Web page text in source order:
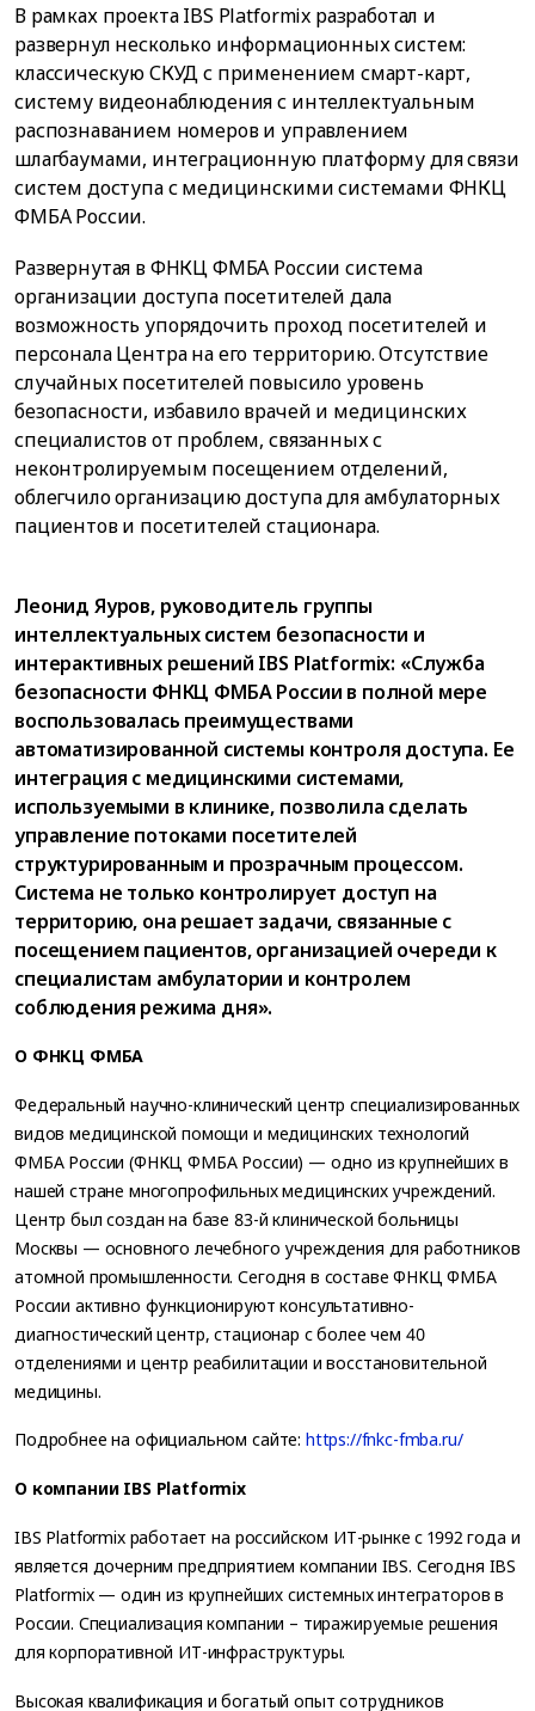
В рамках проекта IBS Platformix разработал и
развернул несколько информационных систем:
классическую СКУД с применением смарт-карт,
систему видеонаблюдения с интеллектуальным
распознаванием номеров и управлением
шлагбаумами, интеграционную платформу для связи
систем доступа с медицинскими системами ФНКЦ
ФМБА России.
Развернутая в ФНКЦ ФМБА России система
организации доступа посетителей дала
возможность упорядочить проход посетителей и
персонала Центра на его территорию. Отсутствие
случайных посетителей повысило уровень
безопасности, избавило врачей и медицинских
специалистов от проблем, связанных с
неконтролируемым посещением отделений,
облегчило организацию доступа для амбулаторных
пациентов и посетителей стационара.
Леонид Яуров, руководитель группы
интеллектуальных систем безопасности и
интерактивных решений IBS Platformix: «Служба
безопасности ФНКЦ ФМБА России в полной мере
воспользовалась преимуществами
автоматизированной системы контроля доступа. Ее
интеграция с медицинскими системами,
используемыми в клинике, позволила сделать
управление потоками посетителей
структурированным и прозрачным процессом.
Система не только контролирует доступ на
территорию, она решает задачи, связанные с
посещением пациентов, организацией очереди к
специалистам амбулатории и контролем
соблюдения режима дня».
О ФНКЦ ФМБА
Федеральный научно-клинический центр специализированных
видов медицинской помощи и медицинских технологий
ФМБА России (ФНКЦ ФМБА России) — одно из крупнейших в
нашей стране многопрофильных медицинских учреждений.
Центр был создан на базе 83-й клинической больницы
Москвы — основного лечебного учреждения для работников
атомной промышленности. Сегодня в составе ФНКЦ ФМБА
России активно функционируют консультативно-
диагностический центр, стационар с более чем 40
отделениями и центр реабилитации и восстановительной
медицины.
Подробнее на официальном сайте: https://fnkc-fmba.ru/
О компании IBS Platformix
IBS Platformix работает на российском ИТ-рынке с 1992 года и
является дочерним предприятием компании IBS. Сегодня IBS
Platformix — один из крупнейших системных интеграторов в
России. Специализация компании – тиражируемые решения
для корпоративной ИТ-инфраструктуры.
Высокая квалификация и богатый опыт сотрудников